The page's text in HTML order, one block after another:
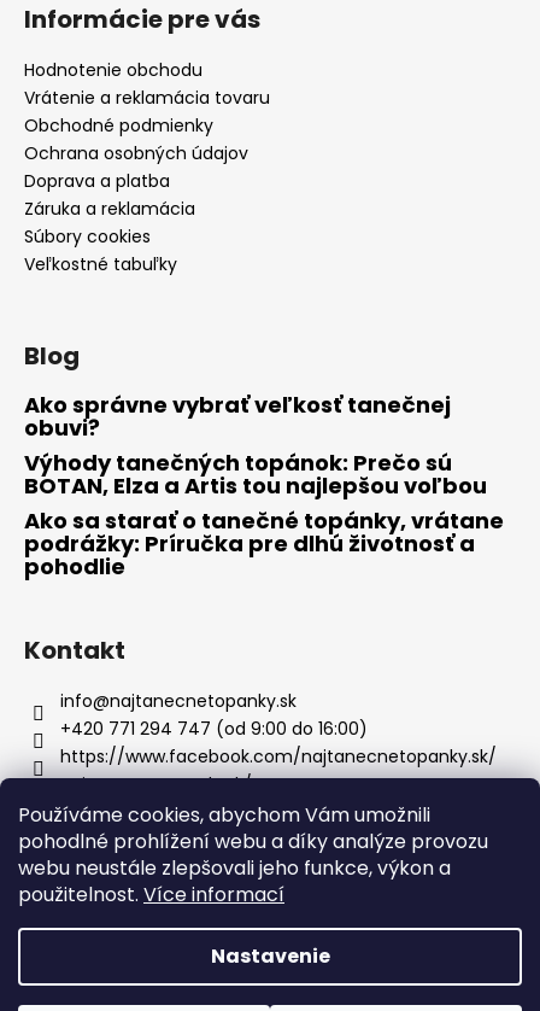
Používáme cookies, abychom Vám umožnili
pohodlné prohlížení webu a díky analýze provozu
webu neustále zlepšovali jeho funkce, výkon a
použitelnost. Více informací
Nastavenie
Informácie pre vás
Hodnotenie obchodu
Vrátenie a reklamácia tovaru
Obchodné podmienky
Ochrana osobných údajov
Doprava a platba
Záruka a reklamácia
Súbory cookies
Veľkostné tabuľky
Blog
Ako správne vybrať veľkosť tanečnej
obuvi?
Výhody tanečných topánok: Prečo sú
BOTAN, Elza a Artis tou najlepšou voľbou
Ako sa starať o tanečné topánky, vrátane
podrážky: Príručka pre dlhú životnosť a
pohodlie
Kontakt
info@najtanecnetopanky.sk
+420 771 294 747 (od 9:00 do 16:00)
https://www.facebook.com/najtanecnetopanky.sk/
najtanecnetopankysk/
Facebook